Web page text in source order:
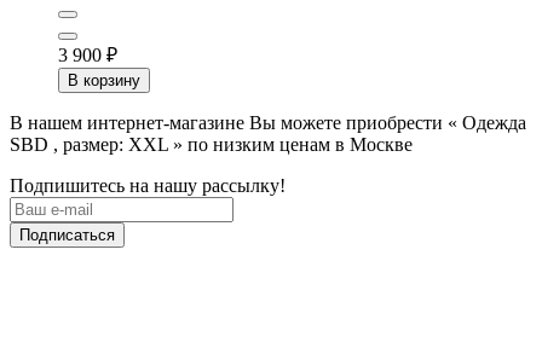
3 900 ₽
В корзину
В нашем интернет-магазине Вы можете приобрести « Одежда
SBD , размер: XXL » по низким ценам в Москве
Подпишитесь на нашу рассылку!
Подписаться